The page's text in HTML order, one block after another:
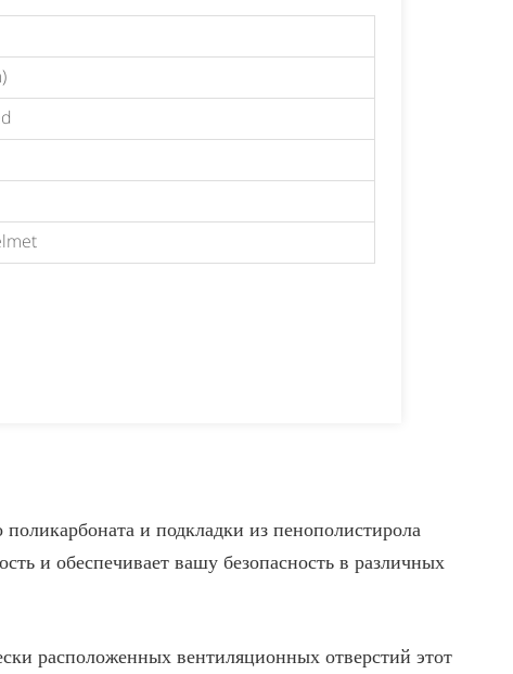
и подкладки из пенополистирола
и обеспечивает вашу безопасность в различных
расположенных вентиляционных отверстий этот